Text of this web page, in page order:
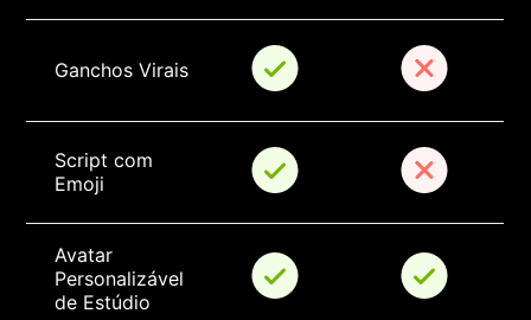
Ganchos Virais
Script com
Emoji
Avatar
Personalizável
de Estúdio